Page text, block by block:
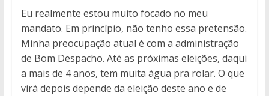
Eu realmente estou muito focado no meu
mandato. Em princípio, não tenho essa pretensão.
Minha preocupação atual é com a administração
de Bom Despacho. Até as próximas eleições, daqui
a mais de 4 anos, tem muita água pra rolar. O que
virá depois depende da eleição deste ano e de